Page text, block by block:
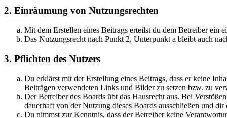
2. Einräumung von Nutzungsrechten
Mit dem Erstellen eines Beitrags erteilst du dem Betreiber ein
Das Nutzungsrecht nach Punkt 2, Unterpunkt a bleibt auch
3. Pflichten des Nutzers
Du erklärst mit der Erstellung eines Beitrags, dass er keine
Beiträgen verwendeten Links und Bilder zu setzen bzw. zu
Der Betreiber des Boards übt das Hausrecht aus. Bei
dauerhaft von der Nutzung dieses Boards ausschließen und
Du nimmst zur Kenntnis, dass der Betreiber keine